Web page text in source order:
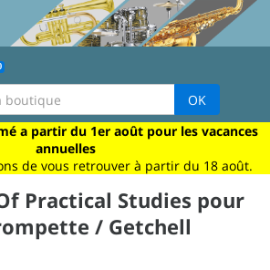
OK
a partir du 1er août pour les vacances
annuelles
de vous retrouver à partir du 18 août.
Practical Studies pour
/ Getchell